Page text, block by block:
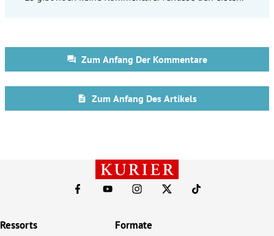
Ressorts Formate